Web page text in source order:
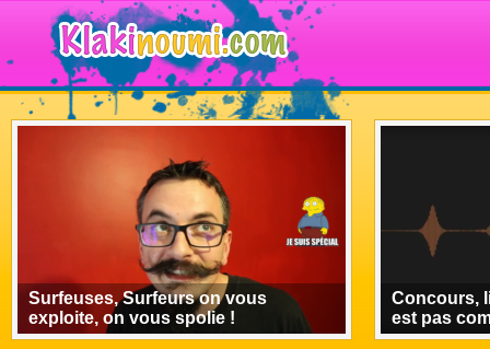
Surfeuses, Surfeurs on vous
exploite, on vous spolie !
Concours,
est pas